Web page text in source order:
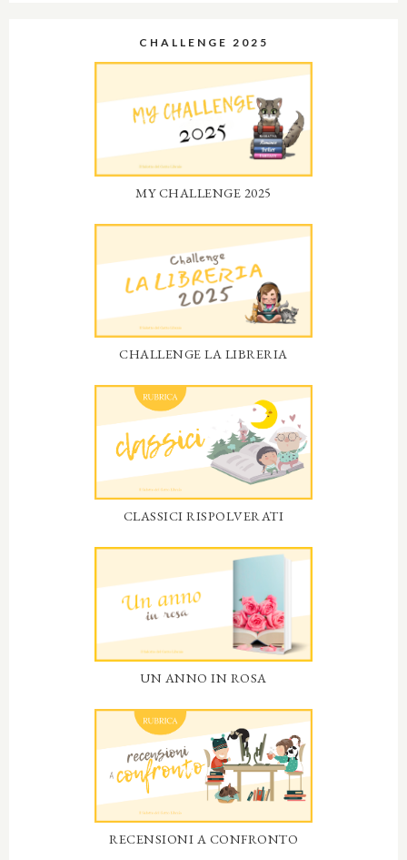
CHALLENGE 2025
MY CHALLENGE 2025
CHALLENGE LA LIBRERIA
CLASSICI RISPOLVERATI
UN ANNO IN ROSA
RECENSIONI A CONFRONTO